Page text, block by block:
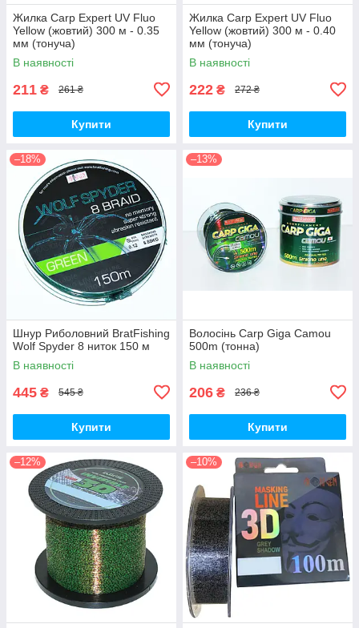
Жилка Carp Expert UV Fluo
Yellow (жовтий) 300 м - 0.35
мм (тонуча)
В наявності
211 ₴ 261 ₴
Купити
Жилка Carp Expert UV Fluo
Yellow (жовтий) 300 м - 0.40
мм (тонуча)
В наявності
222 ₴ 272 ₴
Купити
–18%
Шнур Риболовний BratFishing
Wolf Spyder 8 ниток 150 м
В наявності
445 ₴ 545 ₴
Купити
–13%
Волосінь Carp Giga Camou
500m (тонна)
В наявності
206 ₴ 236 ₴
Купити
–12% –10%